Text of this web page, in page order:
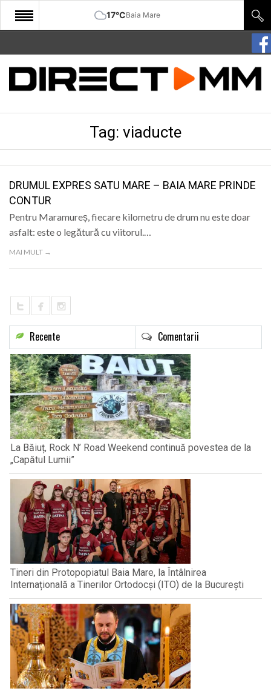
17°CBaia Mare
START
COMUNITATE
SANATATE
SPORT
SPECIAL
POLITIC
Tag: viaducte
DRUMUL EXPRES SATU MARE – BAIA MARE PRINDE
CONTUR
Pentru Maramureș, fiecare kilometru de drum nu este doar
asfalt: este o legătură cu viitorul.…
MAI MULT →
Recente Comentarii
La Băiuț, Rock N’ Road Weekend continuă povestea de la
„Capătul Lumii”
Tineri din Protopopiatul Baia Mare, la Întâlnirea
Internațională a Tinerilor Ortodocși (ITO) de la București